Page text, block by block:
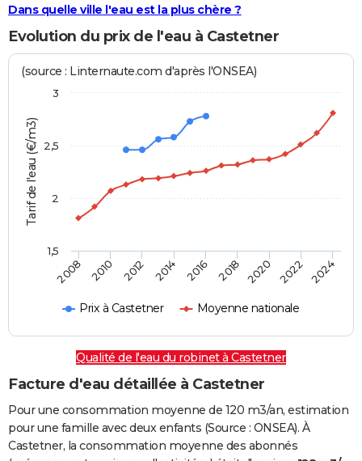
Bricolage
Lifestyle
Culture
Sport
Auto
Television
Voyage
Cinema
Dans quelle ville l'eau est la plus chère ?
Evolution du prix de l'eau à Castetner
Tarif de l'eau (€/m3)
(source : Linternaute.com d'après l'ONSEA)
Prix à Castetner Moyenne nationale
2008 2010 2012 2014 2016 2018 2020 2022 2024
2
2,5
3
1,5
Qualité de l'eau du robinet à Castetner
Facture d'eau détaillée à Castetner
Pour une consommation moyenne de 120 m3/an, estimation
pour une famille avec deux enfants (Source : ONSEA). À
Castetner, la consommation moyenne des abonnés